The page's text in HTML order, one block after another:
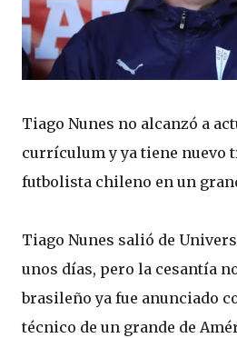
Tiago Nunes no alcanzó a
currículum y ya tiene nuevo
futbolista chileno en un
Tiago Nunes salió de
unos días, pero la cesantía
brasileño ya fue anunciado
técnico de un grande de